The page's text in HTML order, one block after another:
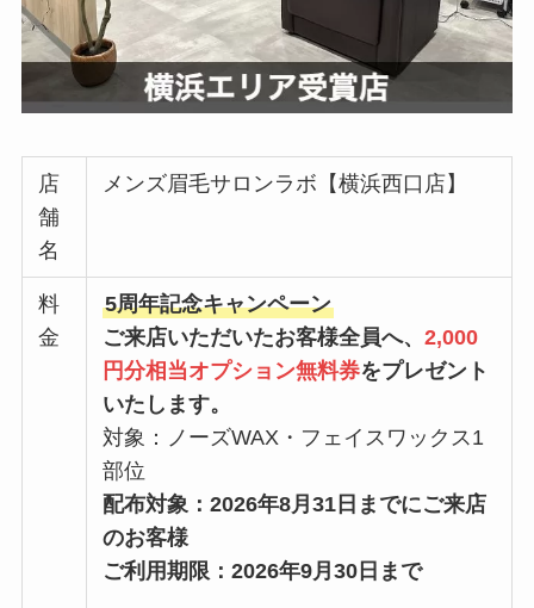
店
舗
名
メンズ眉毛サロンラボ【横浜西口店】
料
金
5周年記念キャンペーン
ご来店いただいたお客様全員へ、2,000
円分相当オプション無料券をプレゼント
いたします。
対象：ノーズWAX・フェイスワックス1
部位
配布対象：2026年8月31日までにご来店
のお客様
ご利用期限：2026年9月30日まで